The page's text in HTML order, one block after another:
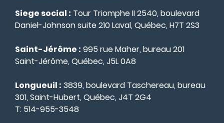
Siege social : Tour Triomphe II 2540, boulevard
Daniel-Johnson suite 210 Laval, Québec, H7T 2S3
Saint-Jérôme : 995 rue Maher, bureau 201
Saint-Jérôme, Québec, J5L 0A8
Longueuil : 3839, boulevard Taschereau, bureau
301, Saint-Hubert, Québec, J4T 2G4
T: 514-955-3548